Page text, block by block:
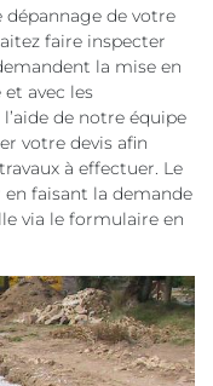
dépannage de votre
faire inspecter
la mise en
avec les
de notre équipe
votre devis afin
à effectuer. Le
en faisant la demande
via le formulaire en